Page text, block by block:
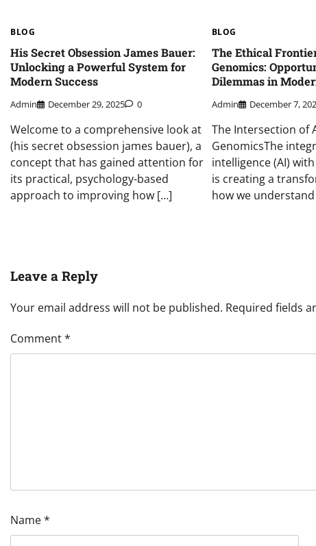
BLOG
His Secret Obsession James Bauer:
Unlocking a Powerful System for
Modern Success
Admin December 29, 2025 0
Welcome to a comprehensive look at
(his secret obsession james bauer), a
concept that has gained attention for
its practical, psychology-based
approach to improving how […]
BLOG
The Ethical
Genomics:
Dilemmas in
Admin December 7,
The Intersection of
GenomicsThe
intelligence (AI)
is creating a
how we
Leave a Reply
Your email address will not be published. Required fields
Comment*
Name*